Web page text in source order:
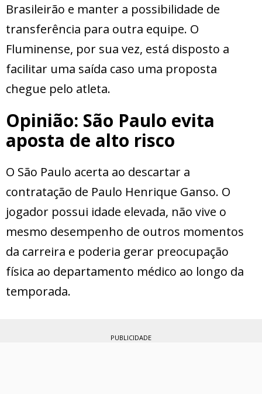
Brasileirão e manter a possibilidade de
transferência para outra equipe. O
Fluminense, por sua vez, está disposto a
facilitar uma saída caso uma proposta
chegue pelo atleta.
Opinião: São Paulo evita
aposta de alto risco
O São Paulo acerta ao descartar a
contratação de Paulo Henrique Ganso. O
jogador possui idade elevada, não vive o
mesmo desempenho de outros momentos
da carreira e poderia gerar preocupação
física ao departamento médico ao longo da
temporada.
PUBLICIDADE